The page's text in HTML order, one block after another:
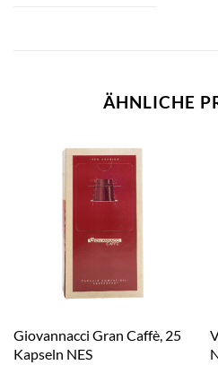
ÄHNLICHE
Giovannacci Gran Caffè, 25
Kapseln NES